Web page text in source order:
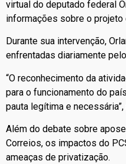
virtual do deputado federal
informações sobre o projeto
Durante sua intervenção,
enfrentadas diariamente
“O reconhecimento da
para o funcionamento do
pauta legítima e
Além do debate sobre
Correios, os impactos do
ameaças de privatização.